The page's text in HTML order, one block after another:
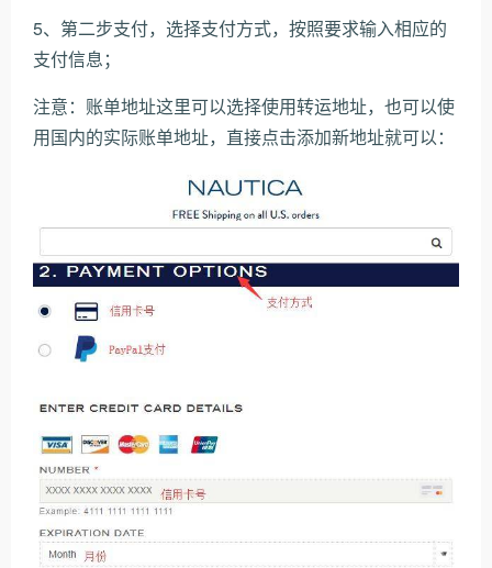
5、第二步支付，选择支付方式，按照要求输入相应的
支付信息；
注意：账单地址这里可以选择使用转运地址，也可以使
用国内的实际账单地址，直接点击添加新地址就可以：